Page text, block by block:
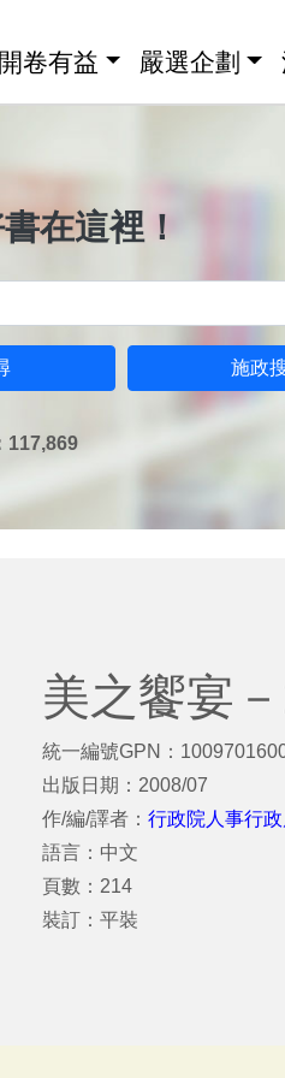
卷有益 嚴選企劃
在這裡！
施政
117,869
美之饗宴
統一編號GPN：
出版日期：2008/07
作/編/譯者： 行政院人事行政
語言：中文
頁數：214
裝訂：平裝